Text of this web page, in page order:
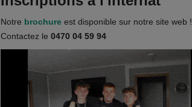
Notre brochure est disponible sur notre site web !
Contactez le 0470 04 59 94